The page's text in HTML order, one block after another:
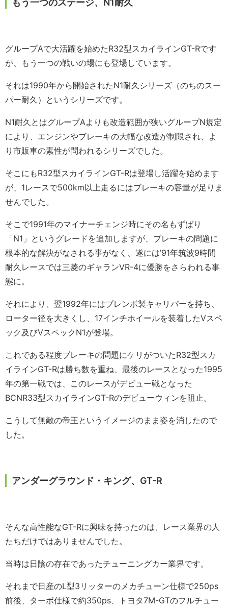
もう一つのステージ、N1耐久
グループAで大活躍を始めたR32型スカイラインGT-Rです
が、もう一つの戦いの場にも登場しています。
それは1990年から開始されたN1耐久シリーズ（のちのスー
パー耐久）というシリーズです。
N1耐久とはグループAよりも改造範囲が狭いグループN規定
により、エンジンやブレーキの大幅な改造が制限され、よ
り市販車の素性が問われるシリーズでした。
そこにもR32型スカイラインGT-Rは登場し活躍を始めます
が、1レースで500km以上走るにはブレーキの容量が足りま
せんでした。
そこで1991年のマイナーチェンジ時にその名もずばり
「N1」というグレードを追加しますが、ブレーキの問題に
根本的な解決がなされる事がなく、遂には’91年筑波9時間
耐久レースでは三菱のギャランVR-4に優勝をさらわれる事
態に。
それにより、翌1992年にはブレンボ製キャリパーを持ち、
ローター径を大きくし、17インチホイールを装着したVスペ
ック及びVスペックN1が登場。
これである程度ブレーキの問題にケリがついたR32型スカ
イラインGT-Rは勝ち数を重ね、最後のレースとなった1995
年の第一戦では、このレースがデビュー戦となった
BCNR33型スカイラインGT-Rのデビューウィンを阻止。
こうして無敵の帝王というイメージのまま姿を消したので
した。
アンダーグラウンド・キング、GT-R
そんな高性能なGT-Rに興味を持ったのは、レース業界の人
たちだけではありませんでした。
当時は日陰の存在であったチューニングカー業界です。
それまで日産のL型3リッターのメカチューン仕様で250ps
前後、ターボ仕様で約350ps、トヨタ7M-GTのフルチュー